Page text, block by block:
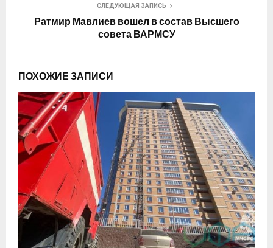
СЛЕДУЮЩАЯ ЗАПИСЬ
Ратмир Мавлиев вошел в состав Высшего
совета ВАРМСУ
ПОХОЖИЕ ЗАПИСИ